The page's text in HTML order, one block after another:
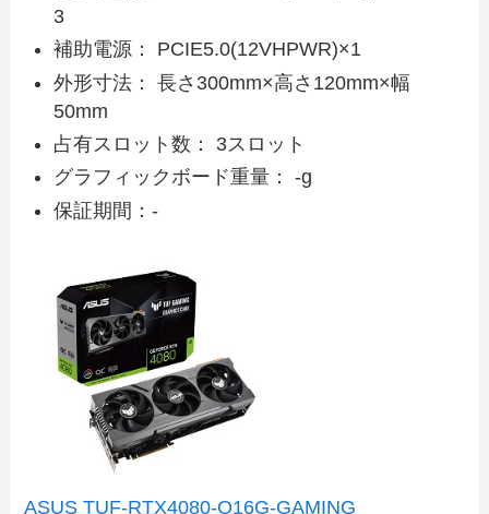
3
補助電源： PCIE5.0(12VHPWR)×1
外形寸法： 長さ300mm×高さ120mm×幅
50mm
占有スロット数： 3スロット
グラフィックボード重量： -g
保証期間：-
ASUS TUF-RTX4080-O16G-GAMING